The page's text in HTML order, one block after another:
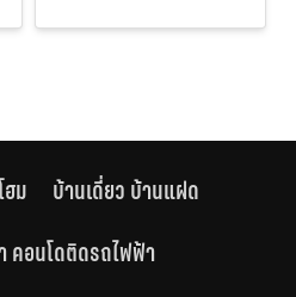
ม
บ้านเดี่ยว บ้านแฝด
คอนโดติดรถไฟฟ้า